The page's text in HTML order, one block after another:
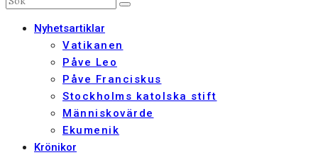
Nyhetsartiklar
Vatikanen
Påve Leo
Påve Franciskus
Stockholms katolska stift
Människovärde
Ekumenik
Krönikor